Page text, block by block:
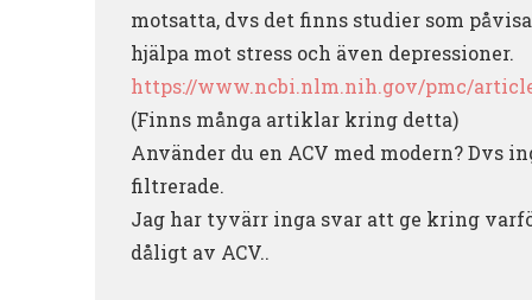
motsatta, dvs det finns studier som
hjälpa mot stress och även depressioner.
https://www.ncbi.nlm.nih.gov/pmc/
(Finns många artiklar kring detta)
Använder du en ACV med modern? Dvs
filtrerade.
Jag har tyvärr inga svar att ge kring
dåligt av ACV..